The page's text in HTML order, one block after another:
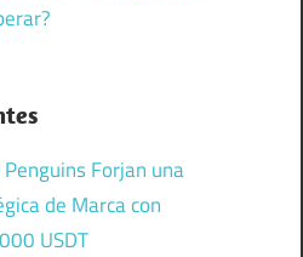
Forjan una
de Marca con
USDT